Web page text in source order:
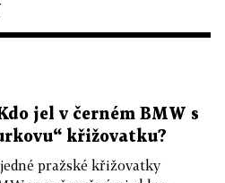
jel v černém BMW s
křižovatku?
pražské křižovatky